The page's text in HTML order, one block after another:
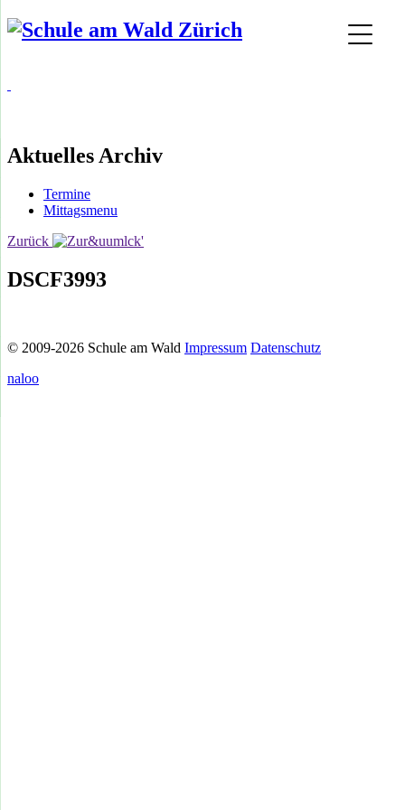
Aktuelles Archiv
Termine
Mittagsmenu
Zurück
DSCF3993
© 2009-2026 Schule am Wald Impressum Datenschutz
naloo